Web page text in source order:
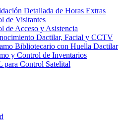
Detallada de Horas Extras
de Visitantes
de Acceso y Asistencia
Dactilar, Facial y CCTV
Bibliotecario con Huella Dactilar
y Control de Inventarios
para Control Satelital